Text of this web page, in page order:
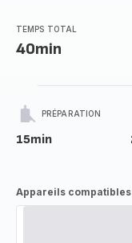
TEMPS TOTAL
40min
PRÉPARATION
15min
Appareils compatibles